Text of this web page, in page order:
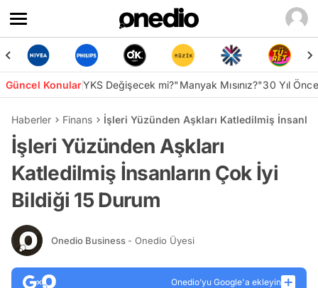
Güncel KonularYKS Değişecek mi?"Manyak Mısınız?"30 Yıl
Haberler Finans İşleri Yüzünden Aşkları Katledilmiş
İşleri Yüzünden Aşkları
Katledilmiş İnsanların Çok İyi
Bildiği 15 Durum
Onedio Business - Onedio Üyesi
Onedio’yu Google'a ekleyin